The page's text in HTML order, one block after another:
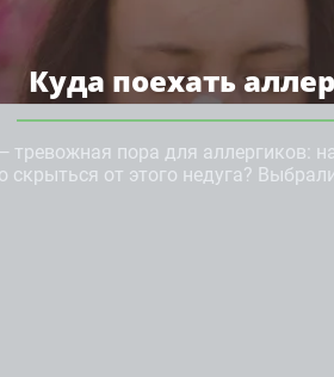
Куда поехать
тревожная пора для аллергиков:
скрыться от этого недуга?